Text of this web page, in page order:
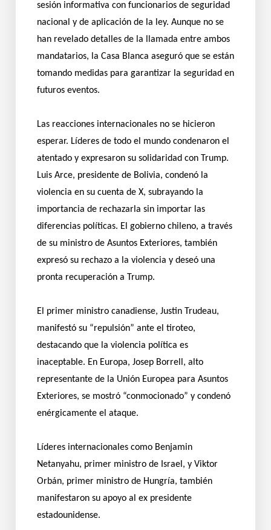
sesión informativa con funcionarios de seguridad
nacional y de aplicación de la ley. Aunque no se
han revelado detalles de la llamada entre ambos
mandatarios, la Casa Blanca aseguró que se están
tomando medidas para garantizar la seguridad en
futuros eventos.
Las reacciones internacionales no se hicieron
esperar. Líderes de todo el mundo condenaron el
atentado y expresaron su solidaridad con Trump.
Luis Arce, presidente de Bolivia, condenó la
violencia en su cuenta de X, subrayando la
importancia de rechazarla sin importar las
diferencias políticas. El gobierno chileno, a través
de su ministro de Asuntos Exteriores, también
expresó su rechazo a la violencia y deseó una
pronta recuperación a Trump.
El primer ministro canadiense, Justin Trudeau,
manifestó su “repulsión” ante el tiroteo,
destacando que la violencia política es
inaceptable. En Europa, Josep Borrell, alto
representante de la Unión Europea para Asuntos
Exteriores, se mostró “conmocionado” y condenó
enérgicamente el ataque.
Líderes internacionales como Benjamin
Netanyahu, primer ministro de Israel, y Viktor
Orbán, primer ministro de Hungría, también
manifestaron su apoyo al ex presidente
estadounidense.